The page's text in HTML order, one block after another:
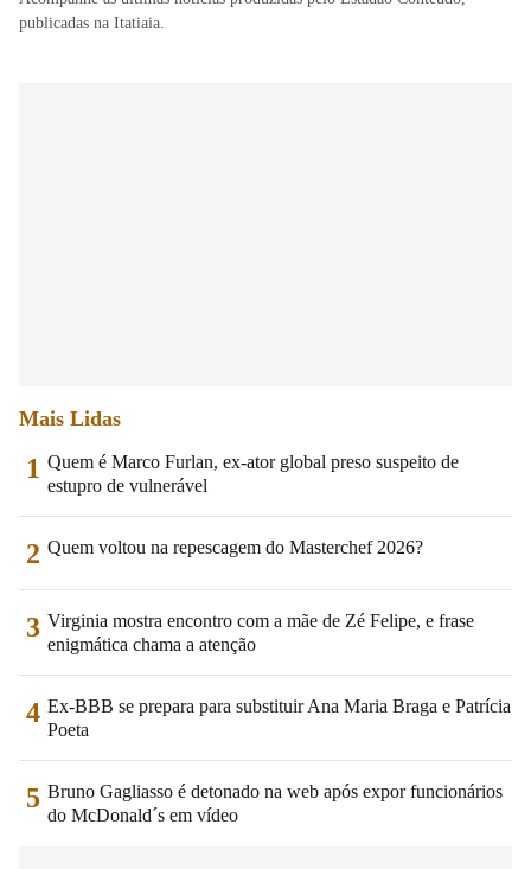
publicadas na Itatiaia.
Mais Lidas
1 Quem é Marco Furlan, ex-ator global preso suspeito de
estupro de vulnerável
2 Quem voltou na repescagem do Masterchef 2026?
3 Virginia mostra encontro com a mãe de Zé Felipe, e frase
enigmática chama a atenção
4 Ex-BBB se prepara para substituir Ana Maria Braga e Patrícia
Poeta
5 Bruno Gagliasso é detonado na web após expor funcionários
do McDonald´s em vídeo